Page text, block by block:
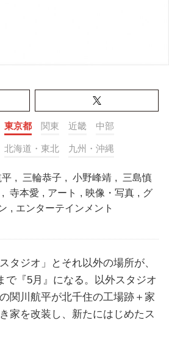
東京都 関東 近畿 中部
北海道・東北 九州・沖縄
平 , 三輪恭子 , 小野峰靖 ,
三島慎
, 寺本愛 , アート , 映像・写真 , グ
, エンターテインメント
タジオ」とそれ以外の場所が、
で『5月』になる。以外スタジオ
関川航平が北千住の工場跡＋家
家を改装し、新たにはじめたス